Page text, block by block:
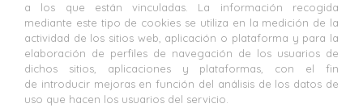
a los que están vinculadas. La información recogida
mediante este tipo de cookies se utiliza en la medición de la
actividad de los sitios web, aplicación o plataforma y para la
elaboración de perfiles de navegación de los usuarios de
dichos sitios, aplicaciones y plataformas, con el fin
de introducir mejoras en función del análisis de los datos de
uso que hacen los usuarios del servicio.